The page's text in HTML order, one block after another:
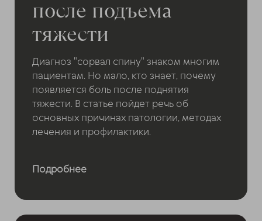
после подъема
тяжести
Диагноз "сорвал спину" знаком многим
пациентам. Но мало, кто знает, почему
появляется боль после поднятия
тяжести. В статье пойдет речь об
основных причинах патологии, методах
лечения и профилактики.
Подробнее